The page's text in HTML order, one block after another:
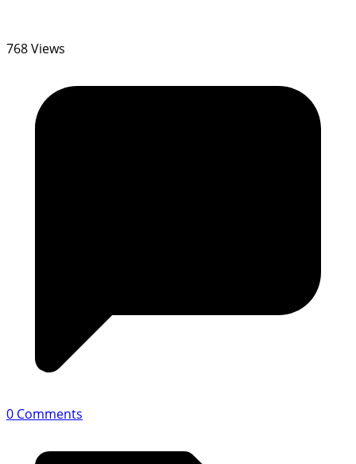
768 Views
0 Comments